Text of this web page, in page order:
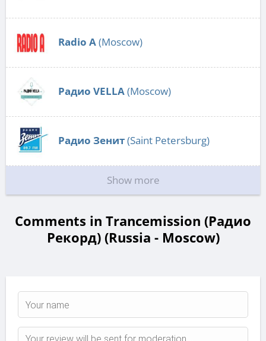
Radio А(Moscow)
Радио VELLA(Moscow)
Радио Зенит(Saint Petersburg)
Show more
Comments in Trancemission (Радио
Рекорд) (Russia - Moscow)